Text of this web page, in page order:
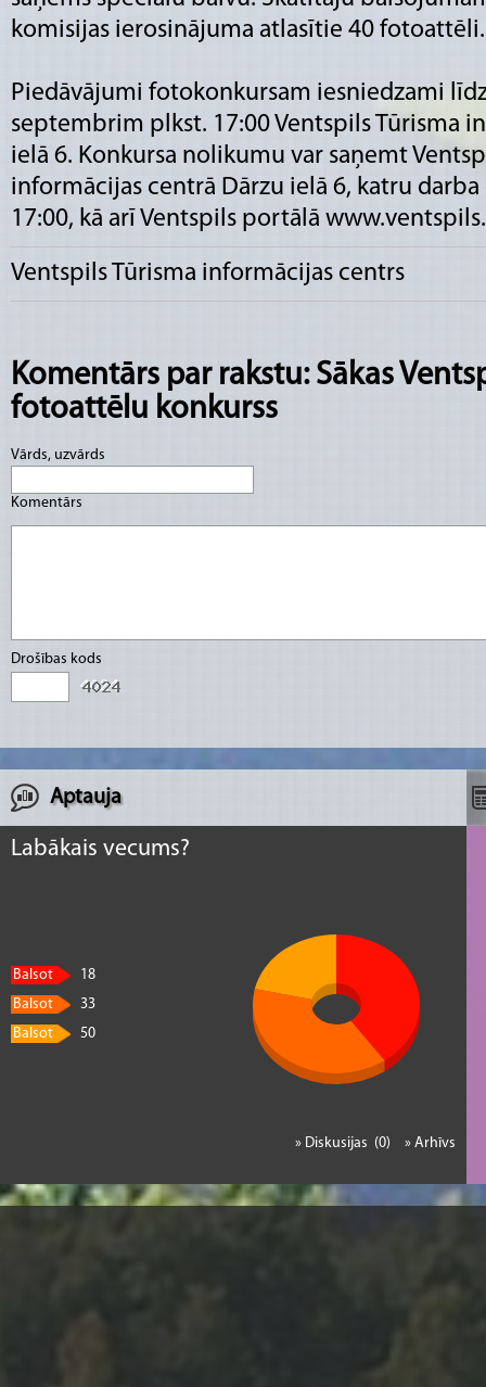
komisijas ierosinājuma atlasītie 40 fotoattēli.
Piedāvājumi fotokonkursam iesniedzami
septembrim plkst. 17:00 Ventspils Tūrisma
ielā 6. Konkursa nolikumu var saņemt
informācijas centrā Dārzu ielā 6, katru
17:00, kā arī Ventspils portālā
Ventspils Tūrisma informācijas centrs
Komentārs par rakstu: Sākas
fotoattēlu konkurss
Vārds, uzvārds
Komentārs
Drošības kods
Aptauja
Labākais vecums?
Balsot
18
Balsot
33
Balsot
50
» Arhīvs
» Diskusijas (0)